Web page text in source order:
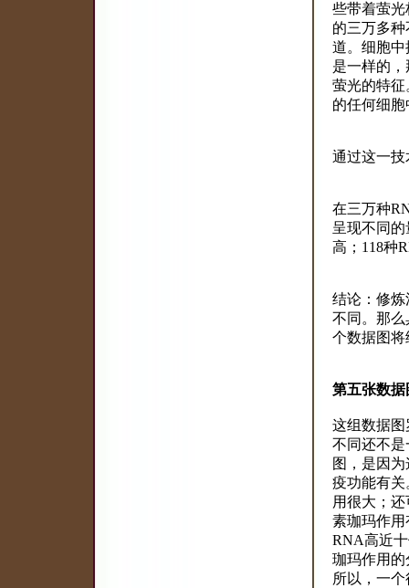
些带着萤
的三万多
道。细胞
是一样的
萤光的特
的任何细
通过这一
在三万种
呈现不同
高；118种
结论：修
不同。那
个数据图
第五张数据
这组数据
不同还不
图，是因
疫功能有
用很大；
素珈玛作
RNA高近
珈玛作用
所以，一